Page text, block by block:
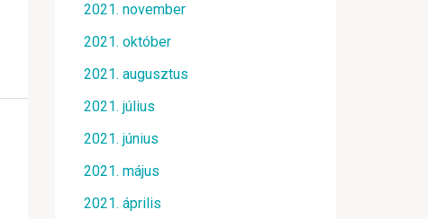
2021. november
2021. október
2021. augusztus
2021. július
2021. június
2021. május
2021. április